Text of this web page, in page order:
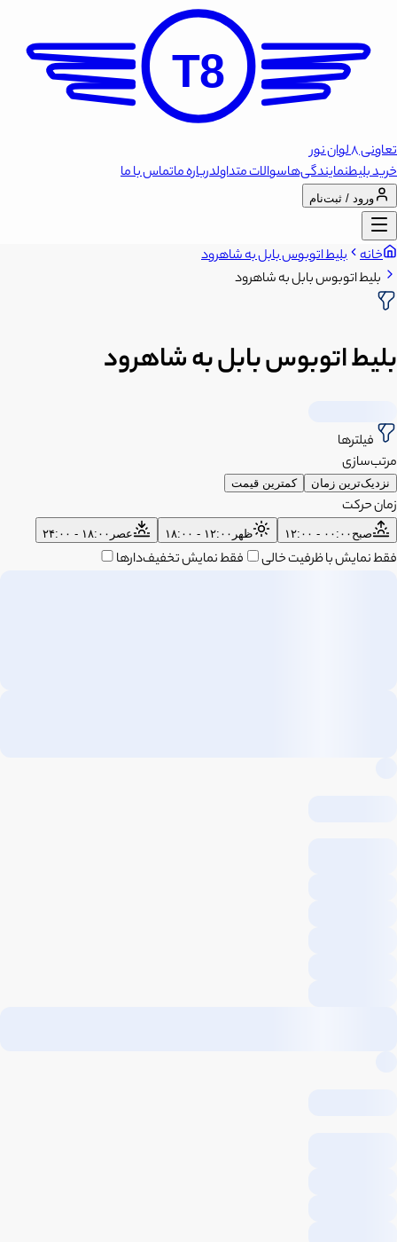
T8
تعاونی 8 لوان نور
خرید بلیطنمایندگی‌هاسوالات متداولدرباره ماتماس با ما
ورود / ثبت‌نام
خانه بلیط اتوبوس بابل به شاهرود
بلیط اتوبوس بابل به شاهرود
بلیط اتوبوس بابل به شاهرود
فیلترها
مرتب‌سازی
نزدیک‌ترین زمان کمترین قیمت
زمان حرکت
صبح ۰۰:۰۰ - ۱۲:۰۰ ظهر ۱۲:۰۰ - ۱۸:۰۰ عصر ۱۸:۰۰ - ۲۴:۰۰
فقط نمایش با ظرفیت خالی فقط نمایش تخفیف‌دارها